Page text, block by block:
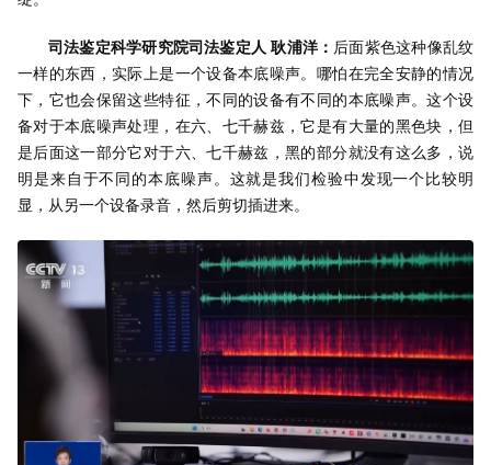
司法鉴定科学研究院司法鉴定人 耿浦洋： 后面紫色这种像乱纹
一样的东西，实际上是一个设备本底噪声。哪怕在完全安静的情况
下，它也会保留这些特征，不同的设备有不同的本底噪声。这个设
备对于本底噪声处理，在六、七千赫兹，它是有大量的黑色块，但
是后面这一部分它对于六、七千赫兹，黑的部分就没有这么多，说
明是来自于不同的本底噪声。这就是我们检验中发现一个比较明
显，从另一个设备录音，然后剪切插进来。